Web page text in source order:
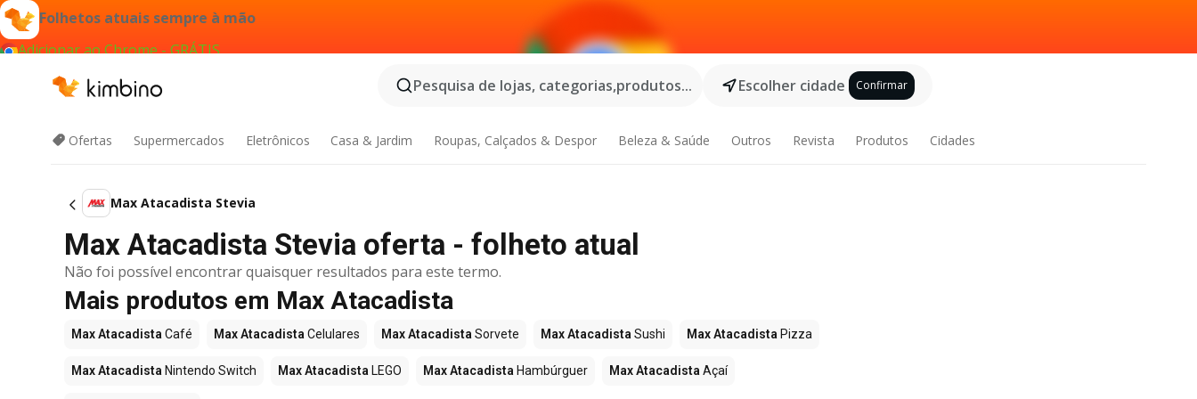
Folhetos atuais sempre à mão
Adicionar ao Chrome - GRÁTIS
Pesquisa de lojas, categorias,produtos...
Escolher cidade Confirmar
Ofertas Supermercados Eletrônicos Casa & Jardim Roupas, Calçados & Despor Beleza & Saúde Outros Revista Produtos Cidades
Max Atacadista Stevia
Max Atacadista Stevia oferta - folheto atual
Não foi possível encontrar quaisquer resultados para este termo.
Mais produtos em Max Atacadista
Max Atacadista Café Max Atacadista Celulares Max Atacadista Sorvete Max Atacadista Sushi Max Atacadista Pizza
Max Atacadista Nintendo Switch Max Atacadista LEGO Max Atacadista Hambúrguer Max Atacadista Açaí